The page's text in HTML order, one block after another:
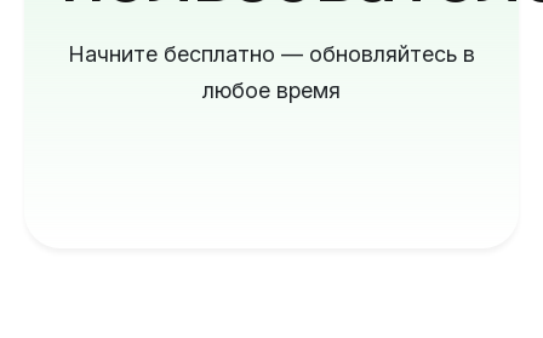
Начните бесплатно — обновляйтесь в
любое время